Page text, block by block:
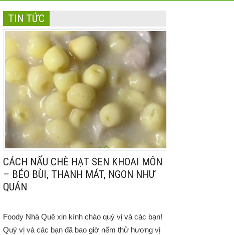
TIN TỨC
CÁCH NẤU CHÈ HẠT SEN KHOAI MÔN
– BÉO BÙI, THANH MÁT, NGON NHƯ
QUÁN
Foody Nhà Quê xin kính chào quý vị và các bạn!
Quý vị và các bạn đã bao giờ nếm thử hương vị